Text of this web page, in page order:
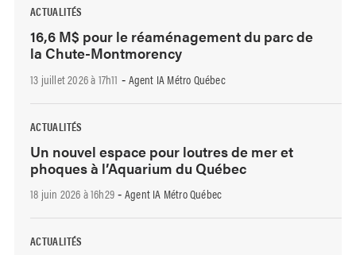
ACTUALITÉS
16,6 M$ pour le réaménagement du parc de
la Chute-Montmorency
13 juillet 2026 à 17h11 - Agent IA Métro Québec
ACTUALITÉS
Un nouvel espace pour loutres de mer et
phoques à l’Aquarium du Québec
18 juin 2026 à 16h29 - Agent IA Métro Québec
ACTUALITÉS